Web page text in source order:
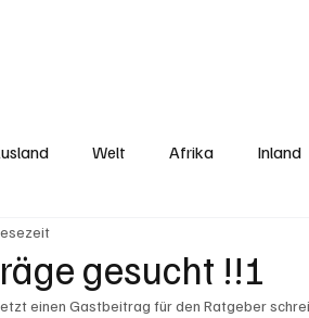
Welt Afrika Inland
gesucht !!!
einen Gastbeitrag für den Ratgeber